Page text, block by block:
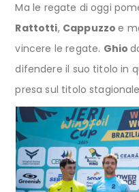
Ma le regate di oggi
Rattotti, Cappuzzoe
vincere le regate. Ghio
difendere il suo titolo in
presa sul titolo